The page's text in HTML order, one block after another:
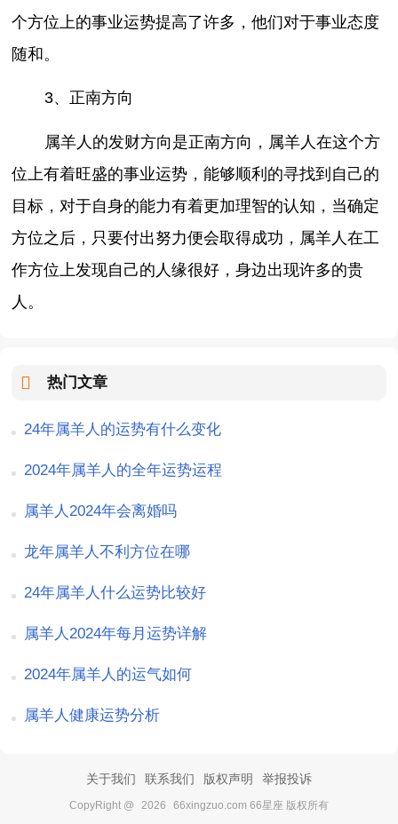
个方位上的事业运势提高了许多，他们对于事业态度
随和。
3、正南方向
属羊人的发财方向是正南方向，属羊人在这个方
位上有着旺盛的事业运势，能够顺利的寻找到自己的
目标，对于自身的能力有着更加理智的认知，当确定
方位之后，只要付出努力便会取得成功，属羊人在工
作方位上发现自己的人缘很好，身边出现许多的贵
人。
热门文章
24年属羊人的运势有什么变化
2024年属羊人的全年运势运程
属羊人2024年会离婚吗
龙年属羊人不利方位在哪
24年属羊人什么运势比较好
属羊人2024年每月运势详解
2024年属羊人的运气如何
属羊人健康运势分析
关于我们 联系我们 版权声明 举报投诉
CopyRight @ 2026 66xingzuo.com 66星座 版权所有